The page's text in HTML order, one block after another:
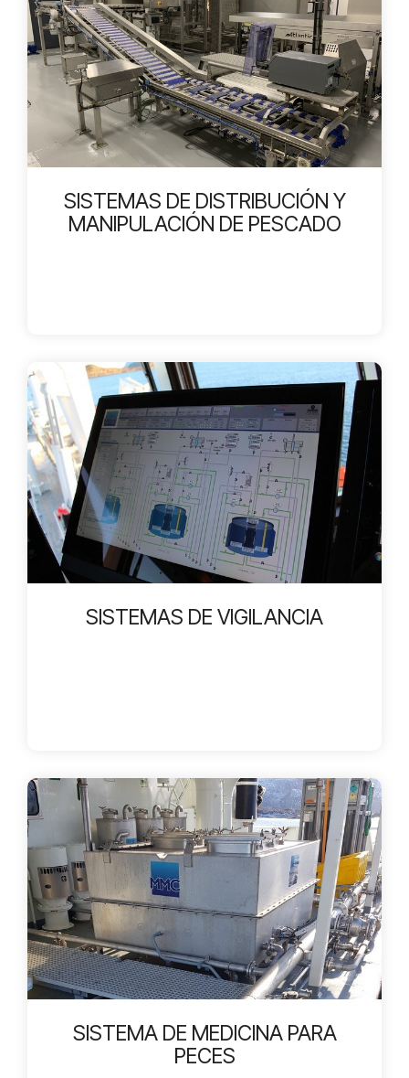
SISTEMAS DE DISTRIBUCIÓN Y
MANIPULACIÓN DE PESCADO
SISTEMAS DE VIGILANCIA
SISTEMA DE MEDICINA PARA
PECES